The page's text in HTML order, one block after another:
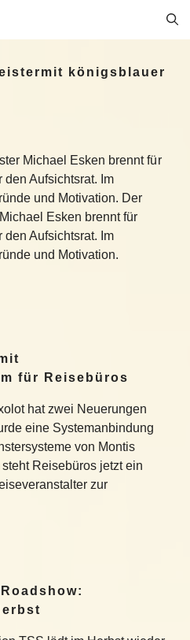
königsblauer
Michael Esken brennt für
Aufsichtsrat. Im
und Motivation. Der
Esken brennt für
Aufsichtsrat. Im
und Motivation.
für Reisebüros
hat zwei Neuerungen
eine Systemanbindung
von Montis
Reisebüros jetzt ein
zur